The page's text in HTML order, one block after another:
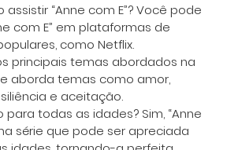
assistir “Anne com E”? Você pode
com E” em plataformas de
como Netflix.
principais temas abordados na
aborda temas como amor,
e aceitação.
para todas as idades? Sim, “Anne
série que pode ser apreciada